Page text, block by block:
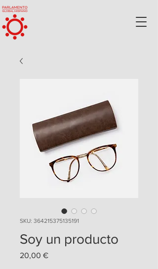
SKU: 364215375135191
Soy un producto
20,00 €Preço